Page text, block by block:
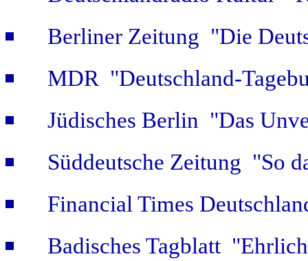
Berliner Zeitung "Die
MDR "Deutschland-
Jüdisches Berlin "Das
Süddeutsche Zeitung "So
Financial Times
Badisches Tagblatt